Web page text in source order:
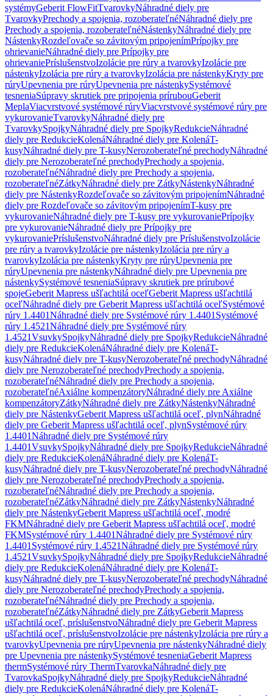
systémyGeberit FlowFitTvarovkyNáhradné diely pre
TvarovkyPrechody a spojenia, rozoberateľnéNáhradné diely pre
Prechody a spojenia, rozoberateľnéNástenkyNáhradné diely pre
NástenkyRozdeľovače so závitovým pripojenímPrípojky pre
ohrievanieNáhradné diely pre Prípojky pre
ohrievaniePríslušenstvoIzolácie pre rúry a tvarovkyIzolácie pre
nástenkyIzolácia pre rúry a tvarovkyIzolácia pre nástenkyKryty pre
rúryUpevnenia pre rúryUpevnenia pre nástenkySystémové
tesneniaSúpravy skrutiek pre pripojenia prírubouGeberit
MeplaViacvrstvové systémové rúryViacvrstvové systémové rúry pre
vykurovanieTvarovkyNáhradné diely pre
TvarovkySpojkyNáhradné diely pre SpojkyRedukcieNáhradné
diely pre RedukcieKolenáNáhradné diely pre KolenáT-
kusyNáhradné diely pre T-kusyNerozoberateľné prechodyNáhradné
diely pre Nerozoberateľné prechodyPrechody a spojenia,
rozoberateľnéNáhradné diely pre Prechody a spojenia,
rozoberateľnéZátkyNáhradné diely pre ZátkyNástenkyNáhradné
diely pre NástenkyRozdeľovače so závitovým pripojenímNáhradné
diely pre Rozdeľovače so závitovým pripojenímT-kusy pre
vykurovanieNáhradné diely pre T-kusy pre vykurovaniePrípojky
pre vykurovanieNáhradné diely pre Prípojky pre
vykurovaniePríslušenstvoNáhradné diely pre PríslušenstvoIzolácie
pre rúry a tvarovkyIzolácie pre nástenkyIzolácia pre rúry a
tvarovkyIzolácia pre nástenkyKryty pre rúryUpevnenia pre
rúryUpevnenia pre nástenkyNáhradné diely pre Upevnenia pre
nástenkySystémové tesneniaSúpravy skrutiek pre prírubové
spojeGeberit Mapress ušľachtilá oceľGeberit Mapress ušľachtilá
oceľNáhradné diely pre Geberit Mapress ušľachtilá oceľSystémové
rúry 1.4401Náhradné diely pre Systémové rúry 1.4401 Systémové
rúry 1.4521Náhradné diely pre Systémové rúry
1.4521VsuvkySpojkyNáhradné diely pre SpojkyRedukcieNáhradné
diely pre RedukcieKolenáNáhradné diely pre KolenáT-
kusyNáhradné diely pre T-kusyNerozoberateľné prechodyNáhradné
diely pre Nerozoberateľné prechodyPrechody a spojenia,
rozoberateľnéNáhradné diely pre Prechody a spojenia,
rozoberateľnéAxiálne kompenzátoryNáhradné diely pre Axiálne
kompenzátoryZátkyNáhradné diely pre ZátkyNástenkyNáhradné
diely pre NástenkyGeberit Mapress ušľachtilá oceľ, plynNáhradné
diely pre Geberit Mapress ušľachtilá oceľ, plynSystémové rúry
1.4401Náhradné diely pre Systémové rúry
1.4401VsuvkySpojkyNáhradné diely pre SpojkyRedukcieNáhradné
diely pre RedukcieKolenáNáhradné diely pre KolenáT-
kusyNáhradné diely pre T-kusyNerozoberateľné prechodyNáhradné
diely pre Nerozoberateľné prechodyPrechody a spojenia,
rozoberateľnéNáhradné diely pre Prechody a spojenia,
rozoberateľnéZátkyNáhradné diely pre ZátkyNástenkyNáhradné
diely pre NástenkyGeberit Mapress ušľachtilá oceľ, modré
FKMNáhradné diely pre Geberit Mapress ušľachtilá oceľ, modré
FKMSystémové rúry 1.4401Náhradné diely pre Systémové rúry
1.4401 Systémové rúry 1.4521Náhradné diely pre Systémové rúry
1.4521VsuvkySpojkyNáhradné diely pre SpojkyRedukcieNáhradné
diely pre RedukcieKolenáNáhradné diely pre KolenáT-
kusyNáhradné diely pre T-kusyNerozoberateľné prechodyNáhradné
diely pre Nerozoberateľné prechodyPrechody a spojenia,
rozoberateľnéNáhradné diely pre Prechody a spojenia,
rozoberateľnéZátkyNáhradné diely pre ZátkyGeberit Mapress
ušľachtilá oceľ, príslušenstvoNáhradné diely pre Geberit Mapress
ušľachtilá oceľ, príslušenstvoIzolácie pre nástenkyIzolácia pre rúry a
tvarovkyUpevnenia pre rúryUpevnenia pre nástenkyNáhradné diely
pre Upevnenia pre nástenkySystémové tesneniaGeberit Mapress
thermSystémové rúry ThermTvarovkaNáhradné diely pre
TvarovkaSpojkyNáhradné diely pre SpojkyRedukcieNáhradné
diely pre RedukcieKolenáNáhradné diely pre KolenáT-